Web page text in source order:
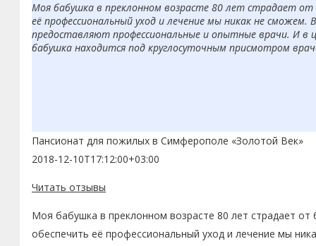
Моя бабушка в преклонном возрасте 80 лет страдает от
её профессиональный уход и лечение мы никак не
предоставляют профессиональные и опытные врачи. И в
бабушка находится под круглосуточным присмотром
Пансионат для пожилых в Симферополе «Золотой Век»
2018-12-10T17:12:00+03:00
Читать отзывы
Моя бабушка в преклонном возрасте 80 лет страдает
обеспечить её профессиональный уход и лечение мы